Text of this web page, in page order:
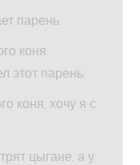
парень.
коня
этот парень:
коня, хочу я с
цыгане, а у